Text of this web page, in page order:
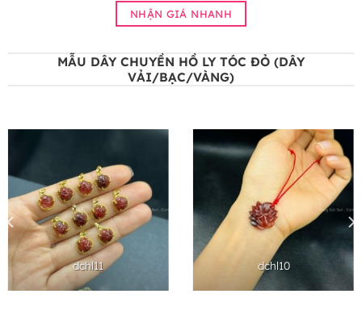
NHẬN GIÁ NHANH
MẪU DÂY CHUYỀN HỒ LY TÓC ĐỎ (DÂY
VẢI/BẠC/VÀNG)
dchl11 dchl10